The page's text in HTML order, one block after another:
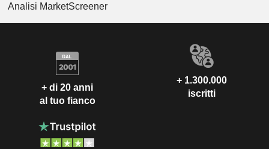
Analisi MarketScreener
+ di 20 anni
al tuo fianco
+ 1.300.000
iscritti